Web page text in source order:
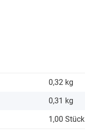
0,32 kg
0,31 kg
1,00 Stück